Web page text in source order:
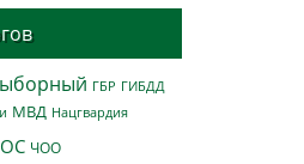
ГБР ГИБДД
МВД Нацгвардия
ЧОО